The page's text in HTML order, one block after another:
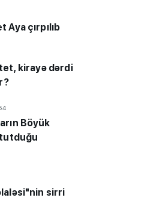
Aya çırpılıb
kirayə dərdi
Böyük
sirri